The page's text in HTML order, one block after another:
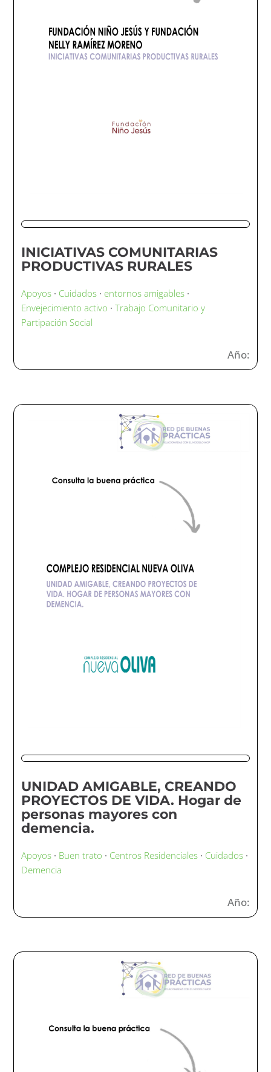
INICIATIVAS COMUNITARIAS
PRODUCTIVAS RURALES
Apoyos · Cuidados · entornos amigables ·
Envejecimiento activo ·Trabajo Comunitario y
Partipación Social
Año:
UNIDAD AMIGABLE, CREANDO
PROYECTOS DE VIDA. Hogar de
personas mayores con
demencia.
Apoyos · Buen trato · Centros Residenciales · Cuidados ·
Demencia
Año: